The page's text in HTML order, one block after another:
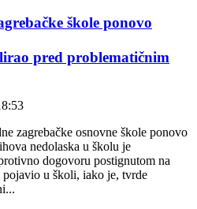
škole ponovo
pred problematičnim
zagrebačke osnovne škole ponovo
nedolaska u školu je
dogovoru postignutom na
pojavio u školi, iako je, tvrde